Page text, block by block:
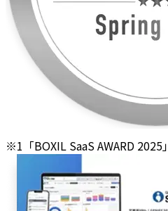
※1「BOXIL SaaS AWARD